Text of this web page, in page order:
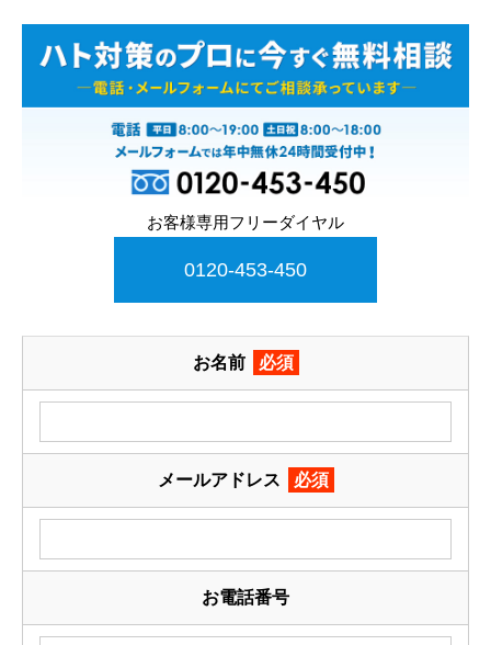
お客様専用フリーダイヤル
0120-453-450
お名前 必須
メールアドレス 必須
お電話番号